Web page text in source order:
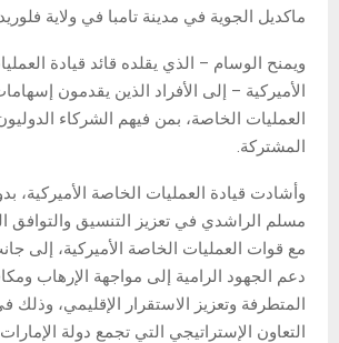
ماكديل الجوية في مدينة تامبا في ولاية
ويمنح الوسام – الذي يقلده قائد قيادة
الأميركية – إلى الأفراد الذين يقدمون
العمليات الخاصة، بمن فيهم الشركاء
المشتركة.
وأشادت قيادة العمليات الخاصة الأميركية،
مسلم الراشدي في تعزيز التنسيق والتوافق
مع قوات العمليات الخاصة الأميركية، إلى
دعم الجهود الرامية إلى مواجهة الإرهاب
المتطرفة وتعزيز الاستقرار الإقليمي، وذلك
التعاون الإستراتيجي التي تجمع دولة الإمارات